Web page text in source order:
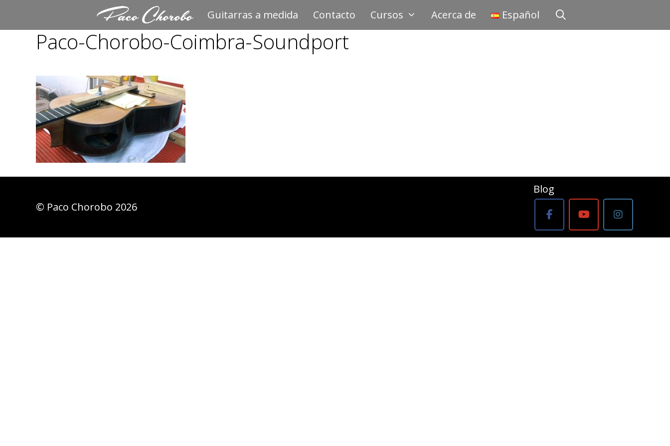
contenido
Guitarras a medida Contacto Cursos Acerca de Español
Paco-Chorobo-Coimbra-Soundport
Blog
© Paco Chorobo 2026